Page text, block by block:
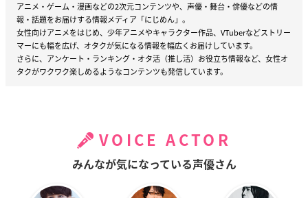
アニメ・ゲーム・漫画などの2次元コンテンツや、声優・舞台・俳優などの情
報・話題をお届けする情報メディア「にじめん」。
女性向けアニメをはじめ、少年アニメやキャラクター作品、VTuberなどストリー
マーにも幅を広げ、オタクが気になる情報を幅広くお届けしています。
さらに、アンケート・ランキング・オタ活（推し活）お役立ち情報など、女性オ
タクがワクワク楽しめるようなコンテンツも発信しています。
VOICE ACTOR
みんなが気になっている声優さん